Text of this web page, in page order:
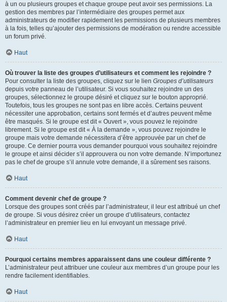
à un ou plusieurs groupes et chaque groupe peut avoir ses permissions. La
gestion des membres par l’intermédiaire des groupes permet aux
administrateurs de modifier rapidement les permissions de plusieurs membres
à la fois, telles qu’ajouter des permissions de modération ou rendre accessible
un forum privé.
Haut
Où trouver la liste des groupes d’utilisateurs et comment les rejoindre ?
Pour consulter la liste des groupes, cliquez sur le lien Groupes d’utilisateurs
depuis votre panneau de l’utilisateur. Si vous souhaitez rejoindre un des
groupes, sélectionnez le groupe désiré et cliquez sur le bouton approprié.
Toutefois, tous les groupes ne sont pas en libre accès. Certains peuvent
nécessiter une approbation, certains sont fermés et d’autres peuvent même
être masqués. Si le groupe est dit « Ouvert », vous pouvez le rejoindre
librement. Si le groupe est dit « À la demande », vous pouvez rejoindre le
groupe mais votre demande nécessitera d’être approuvée par un chef de
groupe. Ce dernier pourra vous demander pourquoi vous souhaitez rejoindre
le groupe et ainsi décider s’il approuvera ou non votre demande. N’importunez
pas le chef de groupe s’il annule votre demande, il a sûrement ses raisons.
Haut
Comment devenir chef de groupe ?
Lorsque des groupes sont créés par l’administrateur, il leur est attribué un chef
de groupe. Si vous désirez créer un groupe d’utilisateurs, contactez
l’administrateur en premier lieu en lui envoyant un message privé.
Haut
Pourquoi certains membres apparaissent dans une couleur différente ?
L’administrateur peut attribuer une couleur aux membres d’un groupe pour les
rendre facilement identifiables.
Haut